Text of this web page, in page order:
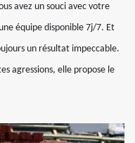
avez un souci avec votre
équipe disponible 7j/7. Et
un résultat impeccable.
agressions, elle propose le